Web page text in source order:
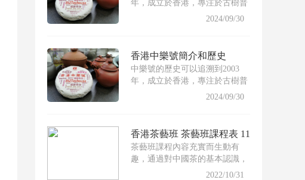
年，成立於香港，專注於古樹普
洱茶的製作與推廣。創始人希
2024/09/30
香港中樂號簡介和歷史
中樂號的歷史可以追溯到2003
年，成立於香港，專注於古樹普
洱茶的製作與推廣。創始人希
2024/09/30
香港茶藝班 茶藝班課程表 11
月份
茶藝班課程內容充實而生動有
趣，通過對中國茶的基本認識，
配以適合的茶具及沖泡技巧，
2022/10/31